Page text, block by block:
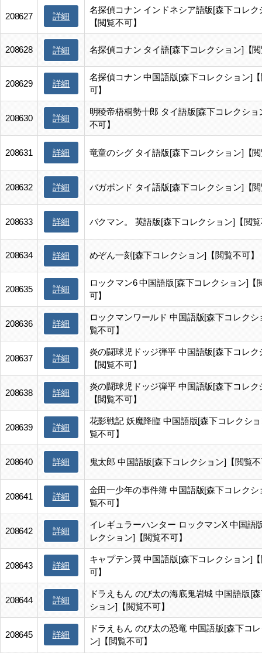
208627 詳細
名探偵コナン インドネシア語版[森下コレク
【閲覧不可】
208628 詳細 名探偵コナン タイ語[森下コレクション]【
208629 詳細
名探偵コナン 中国語版[森下コレクション]
可】
208630 詳細
明稜帝梧桐勢十郎 タイ語版[森下コレクショ
不可】
208631 詳細 竜童のシグ タイ語版[森下コレクション]【
208632 詳細 バガボンド タイ語版[森下コレクション]【
208633 詳細 バクマン。 英語版[森下コレクション]【閲
208634 詳細 めぞん一刻[森下コレクション]【閲覧不可】
208635 詳細
ロックマン6 中国語版[森下コレクション]【
可】
208636 詳細
ロックマンワールド 中国語版[森下コレクシ
覧不可】
208637 詳細
炎の闘球児ドッジ弾平 中国語版[森下コレク
【閲覧不可】
208638 詳細
炎の闘球児ドッジ弾平 中国語版[森下コレク
【閲覧不可】
208639 詳細
花影戦記 妖魔降臨 中国語版[森下コレクシ
覧不可】
208640 詳細 鬼太郎 中国語版[森下コレクション]【閲覧
208641 詳細
金田一少年の事件簿 中国語版[森下コレクシ
覧不可】
208642 詳細
イレギュラーハンター ロックマンX 中国語
レクション]【閲覧不可】
208643 詳細
キャプテン翼 中国語版[森下コレクション]
可】
208644 詳細
ドラえもん のび太の海底鬼岩城 中国語版[
ション]【閲覧不可】
208645 詳細
ドラえもん のび太の恐竜 中国語版[森下コ
ン]【閲覧不可】